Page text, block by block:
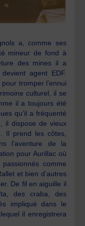
a, comme ses
mineur de fond à
des mines il a
agent EDF.
tromper l’ennui
culturel, il se
il a toujours été
qu’il a fréquenté
il dispose de vieux
Il prend les côtes,
l’aventure de la
pour Aurillac où
comme
et bien d’autres
De fil en aiguille il
des craba, des
impliqué dans le
il enregistrera